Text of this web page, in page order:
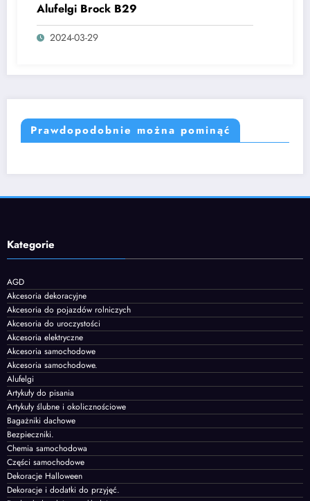
Alufelgi Brock B29
2024-03-29
Prawdopodobnie można pominąć
Kategorie
AGD
Akcesoria dekoracyjne
Akcesoria do pojazdów rolniczych
Akcesoria do uroczystości
Akcesoria elektryczne
Akcesoria samochodowe
Akcesoria samochodowe.
Alufelgi
Artykuły do pisania
Artykuły ślubne i okolicznościowe
Bagażniki dachowe
Bezpieczniki.
Chemia samochodowa
Części samochodowe
Dekoracje Halloween
Dekoracje i dodatki do przyjęć.